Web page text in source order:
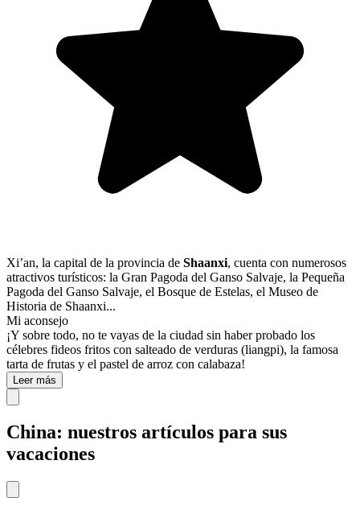
Xi’an, la capital de la provincia de Shaanxi, cuenta con numerosos
atractivos turísticos: la Gran Pagoda del Ganso Salvaje, la Pequeña
Pagoda del Ganso Salvaje, el Bosque de Estelas, el Museo de
Historia de Shaanxi...
Mi aconsejo
¡Y sobre todo, no te vayas de la ciudad sin haber probado los
célebres fideos fritos con salteado de verduras (liangpi), la famosa
tarta de frutas y el pastel de arroz con calabaza!
Leer más
China: nuestros artículos para sus
vacaciones